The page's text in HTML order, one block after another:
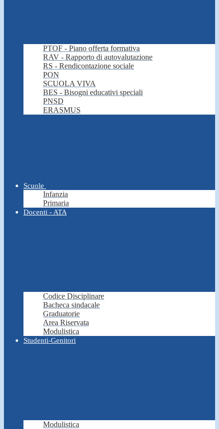
PTOF - Piano offerta formativa
RAV - Rapporto di autovalutazione
RS - Rendicontazione sociale
PON
SCUOLA VIVA
BES - Bisogni educativi speciali
PNSD
ERASMUS
Scuole
Infanzia
Primaria
Docenti - ATA
Codice Disciplinare
Bacheca sindacale
Graduatorie
Area Riservata
Modulistica
Studenti-Genitori
Modulistica